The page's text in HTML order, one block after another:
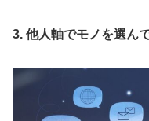
3. 他人軸でモノを選ん